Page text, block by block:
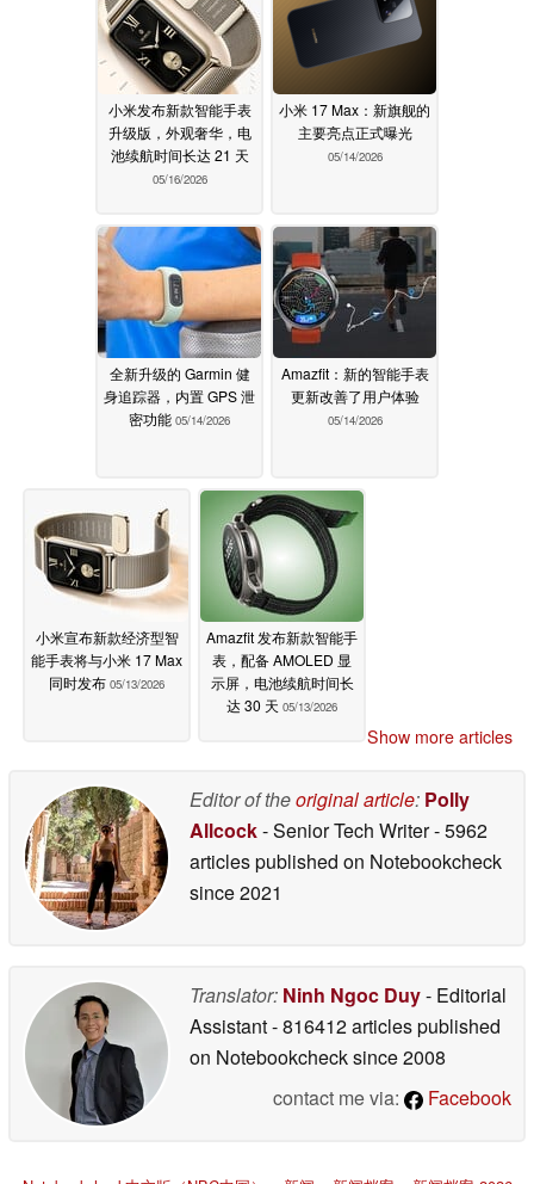
小米发布新款智能手表
升级版，外观奢华，电
池续航时间长达 21 天
05/16/2026
小米 17 Max：新旗舰的
主要亮点正式曝光
05/14/2026
全新升级的 Garmin 健
身追踪器，内置 GPS 泄
密功能 05/14/2026
Amazfit：新的智能手表
更新改善了用户体验
05/14/2026
小米宣布新款经济型智
能手表将与小米 17 Max
同时发布 05/13/2026
Amazfit 发布新款智能手
表，配备 AMOLED 显
示屏，电池续航时间长
达 30 天 05/13/2026
Show more articles
Editor of theoriginal article: Polly
Allcock- Senior Tech Writer- 5962
articles published on Notebookcheck
since 2021
Translator: Ninh Ngoc Duy- Editorial
Assistant- 816412 articles published
on Notebookchecksince 2008
contact me via:
Facebook